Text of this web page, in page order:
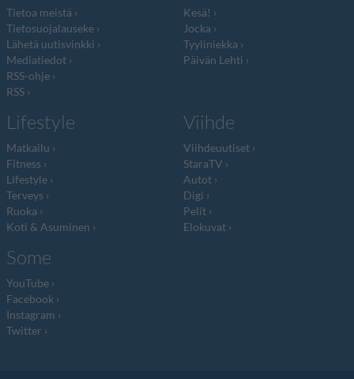
Tietoa meistä
Tietosuojalauseke
Lähetä uutisvinkki
Mediatiedot
RSS-ohje
RSS
Kesä!
Jocka
Tyyliniekka
Päivän Lehti
Lifestyle
Matkailu
Fitness
Lifestyle
Terveys
Ruoka
Koti & Asuminen
Viihde
Viihdeuutiset
StaraTV
Autot
Digi
Pelit
Elokuvat
Some
YouTube
Facebook
Instagram
Twitter